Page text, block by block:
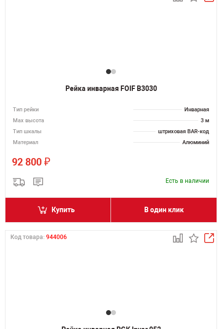
Рейка инварная FOIF B3030
Тип рейки
Инварная
Мах высота
3 м
Тип шкалы
штриховая BAR-код
Материал
Алюминий
92 800 ₽
Есть в наличии
Купить В один клик
Код товара: 944006